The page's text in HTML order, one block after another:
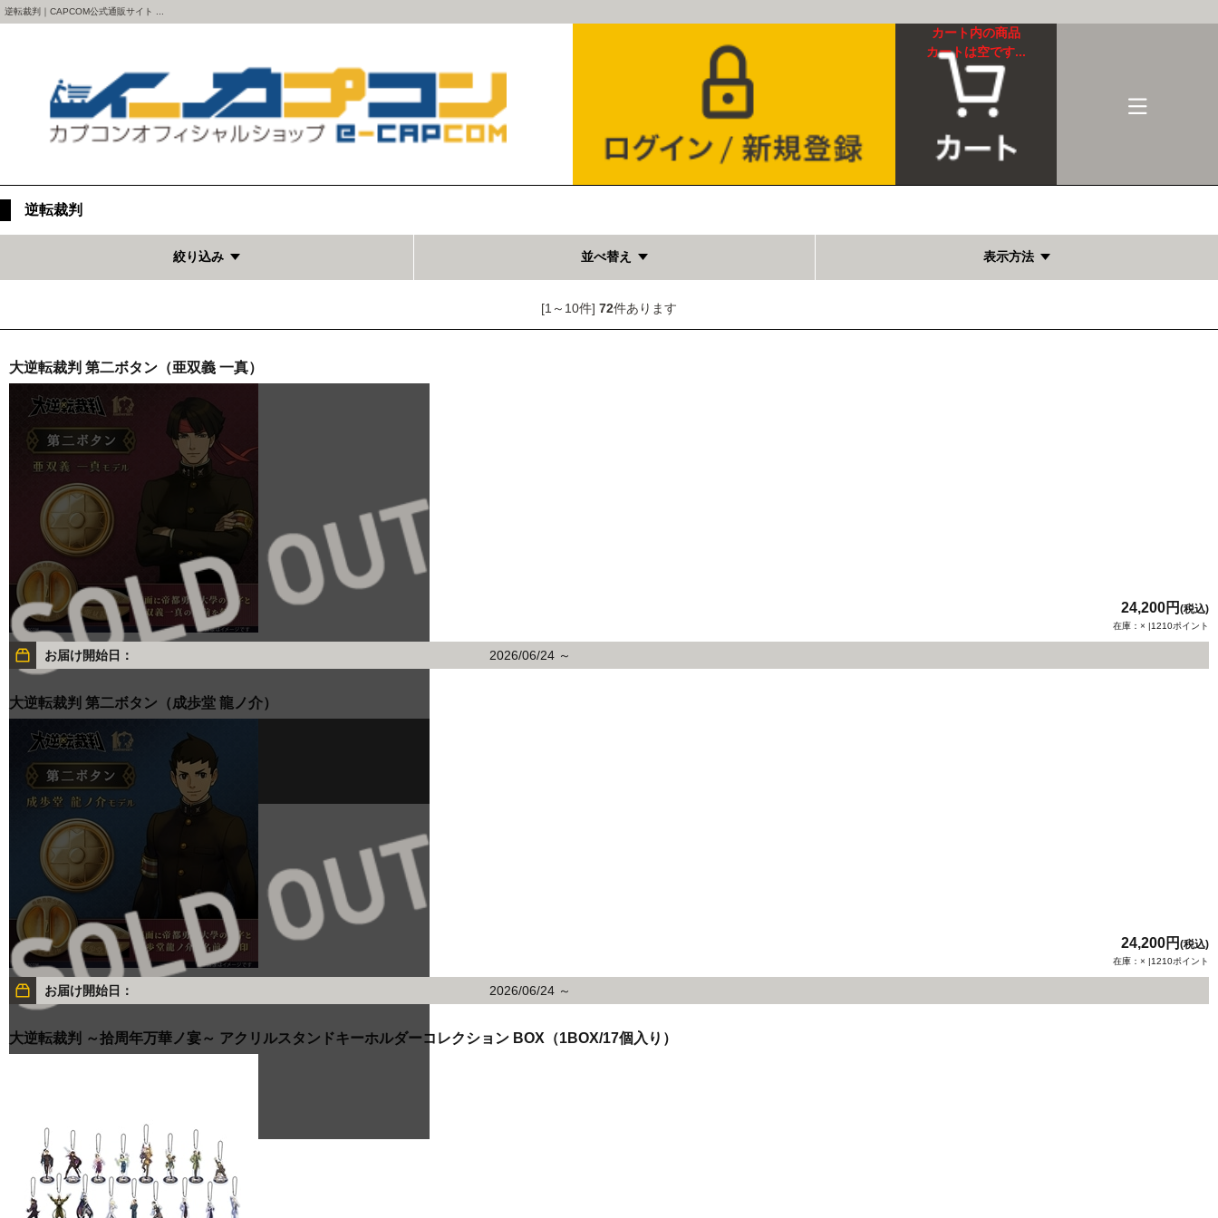
逆転裁判｜CAPCOM公式通販サイト ...
カート内の商品
カートは空です...
逆転裁判
絞り込み 並べ替え 表示方法
[1～10件] 72件あります
大逆転裁判 第二ボタン（亜双義 一真）
24,200円 (税込)
在庫：× |1210ポイント
お届け開始日： 2026/06/24 ～
大逆転裁判 第二ボタン（成歩堂 龍ノ介）
24,200円 (税込)
在庫：× |1210ポイント
お届け開始日： 2026/06/24 ～
大逆転裁判 ～拾周年万華ノ宴～ アクリルスタンドキーホルダーコレクション BOX（1BOX/17個入り）